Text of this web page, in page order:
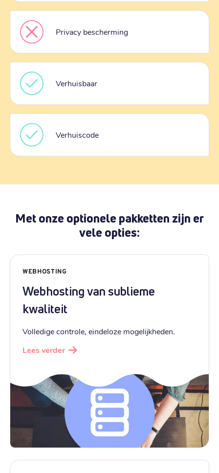
Privacy bescherming
Verhuisbaar
Verhuiscode
Met onze optionele pakketten zijn er
vele opties:
WEBHOSTING
Webhosting van sublieme
kwaliteit
Volledige controle, eindeloze mogelijkheden.
Lees verder